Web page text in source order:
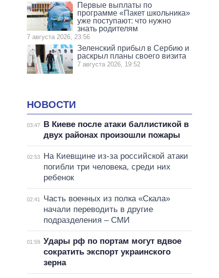
Первые выплаты по
программе «Пакет школьника»
уже поступают: что нужно
знать родителям
7 августа 2026, 23:56
Зеленский прибыл в Сербию и
раскрыл планы своего визита
7 августа 2026, 19:52
НОВОСТИ
03:47
В Киеве после атаки баллистикой в
двух районах произошли пожары
02:53
На Киевщине из-за российской атаки
погибли три человека, среди них
ребенок
02:41
Часть военных из полка «Скала»
начали переводить в другие
подразделения – СМИ
01:59 Удары рф по портам могут вдвое
сократить экспорт украинского
зерна